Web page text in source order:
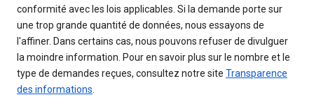
conformité avec les lois applicables. Si la demande porte sur
une trop grande quantité de données, nous essayons de
l'affiner. Dans certains cas, nous pouvons refuser de divulguer
la moindre information. Pour en savoir plus sur le nombre et le
type de demandes reçues, consultez notre site Transparence
des informations